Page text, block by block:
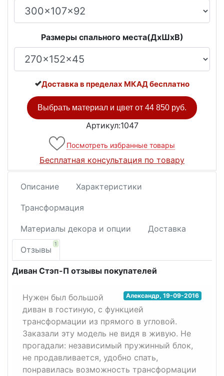
Размеры спального места(ДxШxВ)
Доставка в пределах МКАД бесплатно
Выбрать материал и цвет от 44 850 руб.
Артикул:1047
Посмотреть избранные товары
Бесплатная консультация по товару
Описание Характеристики
Трансформация
Материалы декора и опции Доставка
Отзывы
1
Диван Стэп-П отзывы покупателей
Александр,19-09-2016
Нужен был большой
диван в гостиную, с функцией
трансформации из прямого в угловой.
Заказали эту модель не видя в живую. Не
прогадали: независимый пружинный блок,
не продавливается, удобно спать,
понравилась возможность трансформации